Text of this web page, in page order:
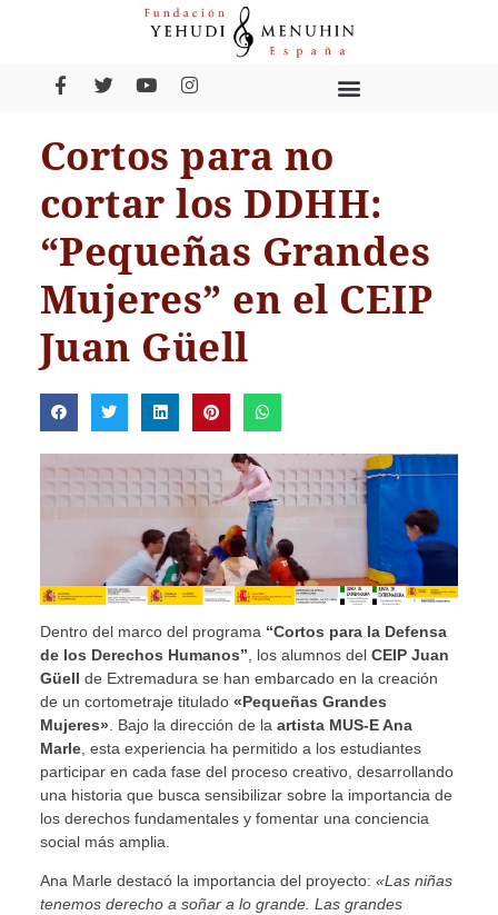
Cortos para no
cortar los DDHH:
“Pequeñas Grandes
Mujeres” en el CEIP
Juan Güell
Dentro del marco del programa “Cortos para la Defensa
de los Derechos Humanos” , los alumnos del CEIP Juan
Güell de Extremadura se han embarcado en la creación
de un cortometraje titulado «Pequeñas Grandes
Mujeres» . Bajo la dirección de la artista MUS-E Ana
Marle, esta experiencia ha permitido a los estudiantes
participar en cada fase del proceso creativo, desarrollando
una historia que busca sensibilizar sobre la importancia de
los derechos fundamentales y fomentar una conciencia
social más amplia.
Ana Marle destacó la importancia del proyecto: «Las niñas
tenemos derecho a soñar a lo grande. Las grandes